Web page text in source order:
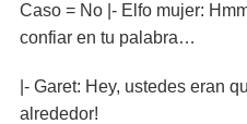
Caso = No |- Elfo mujer:
confiar en tu palabra…
|- Garet: Hey, ustedes eran
alrededor!